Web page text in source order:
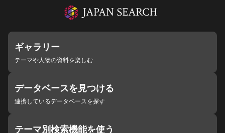
ギャラリー
テーマや人物の資料を楽しむ
データベースを見つける
連携しているデータベースを探す
テーマ別検索機能を使う